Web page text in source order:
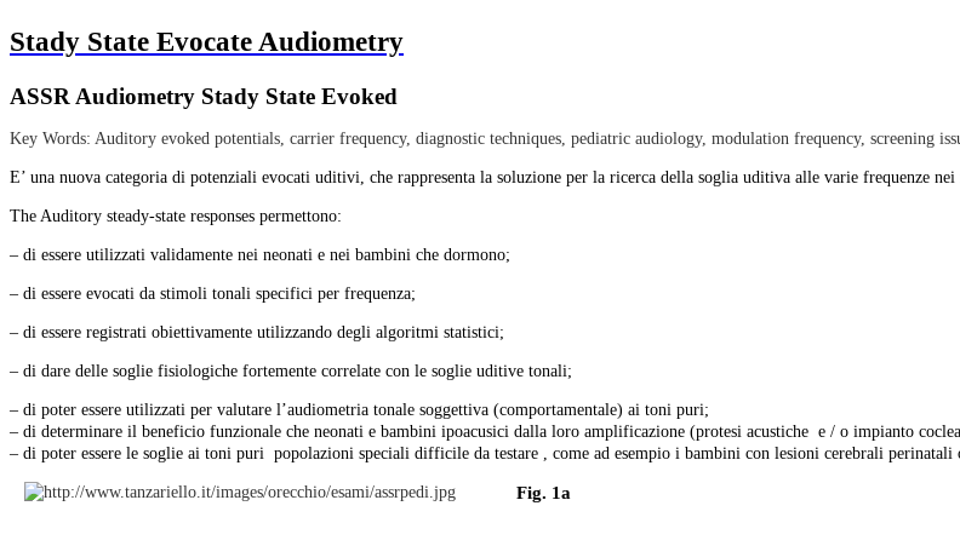
Stady State Evocate Audiometry
ASSR Audiometry Stady State Evoked
Key Words: Auditory evoked potentials, carrier frequency, diagnostic techniques, pediatric audiology, modulation frequency, screening
E’ una nuova categoria di potenziali evocati uditivi, che rappresenta la soluzione per la ricerca della soglia uditiva alle varie frequenze
The Auditory steady-state responses permettono:
– di essere utilizzati validamente nei neonati e nei bambini che dormono;
– di essere evocati da stimoli tonali specifici per frequenza;
– di essere registrati obiettivamente utilizzando degli algoritmi statistici;
– di dare delle soglie fisiologiche fortemente correlate con le soglie uditive tonali;
– di poter essere utilizzati per valutare l’audiometria tonale soggettiva (comportamentale) ai toni puri;
– di determinare il beneficio funzionale che neonati e bambini ipoacusici dalla loro amplificazione (protesi acustiche e / o impianto
– di poter essere le soglie ai toni puri popolazioni speciali difficile da testare , come ad esempio i bambini con lesioni cerebrali
Fig. 1a
GLI...
STIMOLAZIONE ASSR
Banda larga e stimoli...
Le frequenze di prova.
Fig10.
TIPI DI STIMOLI approfondimento